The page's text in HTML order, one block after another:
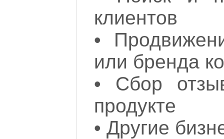
клиентов
•
или бренда
• Сбор
продукте
• Другие